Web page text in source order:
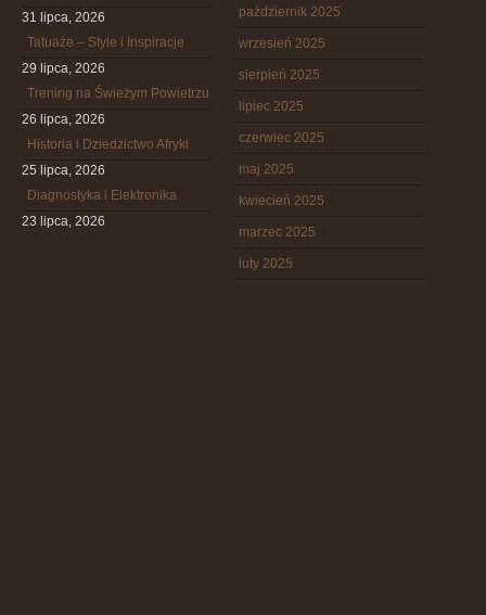
31 lipca, 2026
Tatuaże – Style i Inspiracje
29 lipca, 2026
Trening na Świeżym Powietrzu
26 lipca, 2026
Historia i Dziedzictwo Afryki
25 lipca, 2026
Diagnostyka i Elektronika
23 lipca, 2026
październik 2025
wrzesień 2025
sierpień 2025
lipiec 2025
czerwiec 2025
maj 2025
kwiecień 2025
marzec 2025
luty 2025